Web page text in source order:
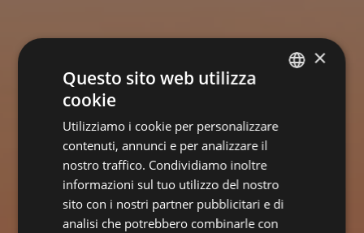
ENGLISH
×
Questo sito web utilizza
cookie
Utilizziamo i cookie per personalizzare
contenuti, annunci e per analizzare il
nostro traffico. Condividiamo inoltre
informazioni sul tuo utilizzo del nostro
sito con i nostri partner pubblicitari e di
analisi che potrebbero combinarle con